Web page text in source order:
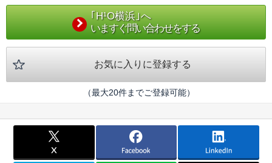
｢H¹O横浜｣へ
いますぐ問い合わせをする
お気に入りに登録する
（最大20件までご登録可能）